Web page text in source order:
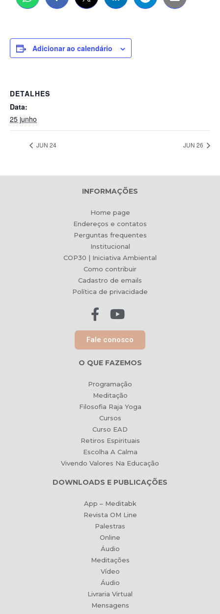
Adicionar ao calendário
DETALHES
Data:
25 junho
JUN 24 JUN 26
INFORMAÇÕES
Home page
Endereços e contatos
Perguntas frequentes
Institucional
COP30 | Iniciativa Ambiental
Como contribuir
Cadastro de emails
Política de privacidade
Fale conosco
O QUE FAZEMOS
Programação
Meditação
Filosofia Raja Yoga
Cursos
Curso EAD
Retiros Espirituais
Escolha A Calma
Vivendo Valores Na Educação
DOWNLOADS E PUBLICAÇÕES
App – Meditabk
Revista OM Line
Palestras
Online
Áudio
Meditações
Vídeo
Áudio
Livraria Virtual
Mensagens